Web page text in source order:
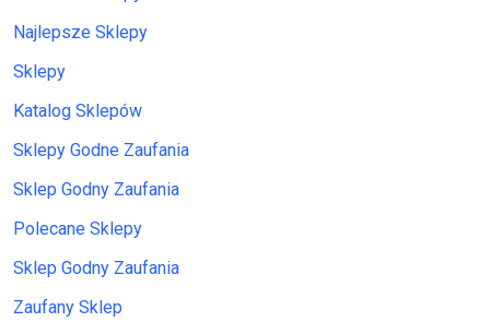
Najlepsze Sklepy
Sklepy
Katalog Sklepów
Sklepy Godne Zaufania
Sklep Godny Zaufania
Polecane Sklepy
Sklep Godny Zaufania
Zaufany Sklep